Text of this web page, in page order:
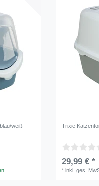
weiß Trixie
29,99 € *
*inkl. ges.